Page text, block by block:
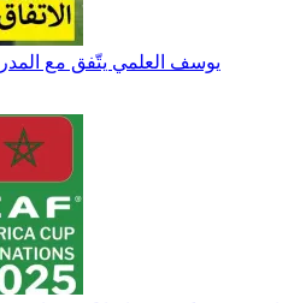
يوسف العلمي يتّفق مع